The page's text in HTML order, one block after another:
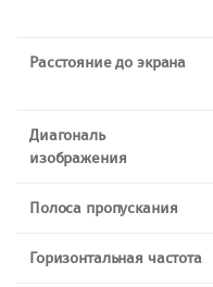
Расстояние до экрана
Диагональ
изображения
Полоса пропускания
Горизонтальная частота